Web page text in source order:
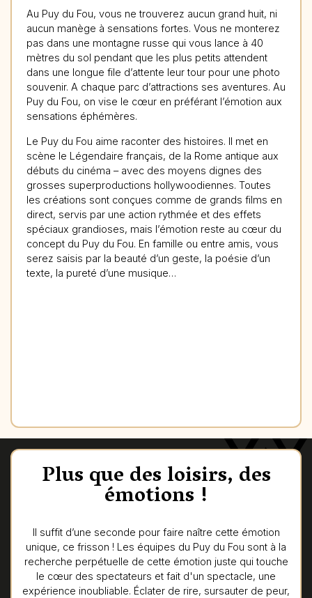
Au Puy du Fou, vous ne trouverez aucun grand huit, ni
aucun manège à sensations fortes. Vous ne monterez
pas dans une montagne russe qui vous lance à 40
mètres du sol pendant que les plus petits attendent
dans une longue file d’attente leur tour pour une photo
souvenir. A chaque parc d’attractions ses aventures. Au
Puy du Fou, on vise le cœur en préférant l’émotion aux
sensations éphémères.
Le Puy du Fou aime raconter des histoires. Il met en
scène le Légendaire français, de la Rome antique aux
débuts du cinéma – avec des moyens dignes des
grosses superproductions hollywoodiennes. Toutes
les créations sont conçues comme de grands films en
direct, servis par une action rythmée et des effets
spéciaux grandioses, mais l’émotion reste au cœur du
concept du Puy du Fou. En famille ou entre amis, vous
serez saisis par la beauté d’un geste, la poésie d’un
texte, la pureté d’une musique…
Plus que des loisirs, des
émotions !
Il suffit d’une seconde pour faire naître cette émotion
unique, ce frisson ! Les équipes du Puy du Fou sont à la
recherche perpétuelle de cette émotion juste qui touche
le cœur des spectateurs et fait d'un spectacle, une
expérience inoubliable. Éclater de rire, sursauter de peur,